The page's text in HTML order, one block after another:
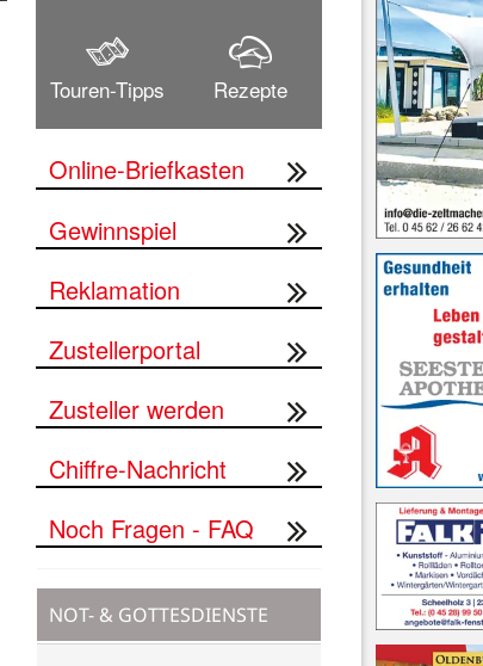
Touren-Tipps Rezepte
Online-Briefkasten
Gewinnspiel
Reklamation
Zustellerportal
Zusteller werden
Chiffre-Nachricht
Noch Fragen - FAQ
NOT- & GOTTESDIENSTE